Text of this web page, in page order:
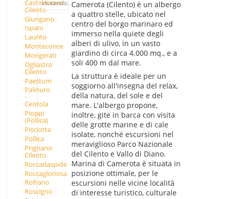
Castelnuovo
Cilento
Giungano
Ispani
Laurito
Montecorice
Morigerati
Ogliastro
Cilento
Paestum
Palinuro
-
Centola
Pioppi
(Pollica)
Pisciotta
Pollica
Prignano
Cilento
Roccadaspide
Roccagloriosa
Rofrano
Roscigno
visitando. Camerota (Cilento) è un albergo
a quattro stelle, ubicato nel
centro del borgo marinaro ed
immerso nella quiete degli
alberi di ulivo, in un vasto
giardino di circa 4.000 mq., e a
soli 400 m dal mare.
La struttura è ideale per un
soggiorno all'insegna del relax,
della natura, del sole e del
mare. L'albergo propone,
inoltre, gite in barca con visita
delle grotte marine e di cale
isolate, nonché escursioni nel
meraviglioso Parco Nazionale
del Cilento e Vallo di Diano.
Marina di Camerota è situata in
posizione ottimale, per le
escursioni nelle vicine località
di interesse turistico, culturale